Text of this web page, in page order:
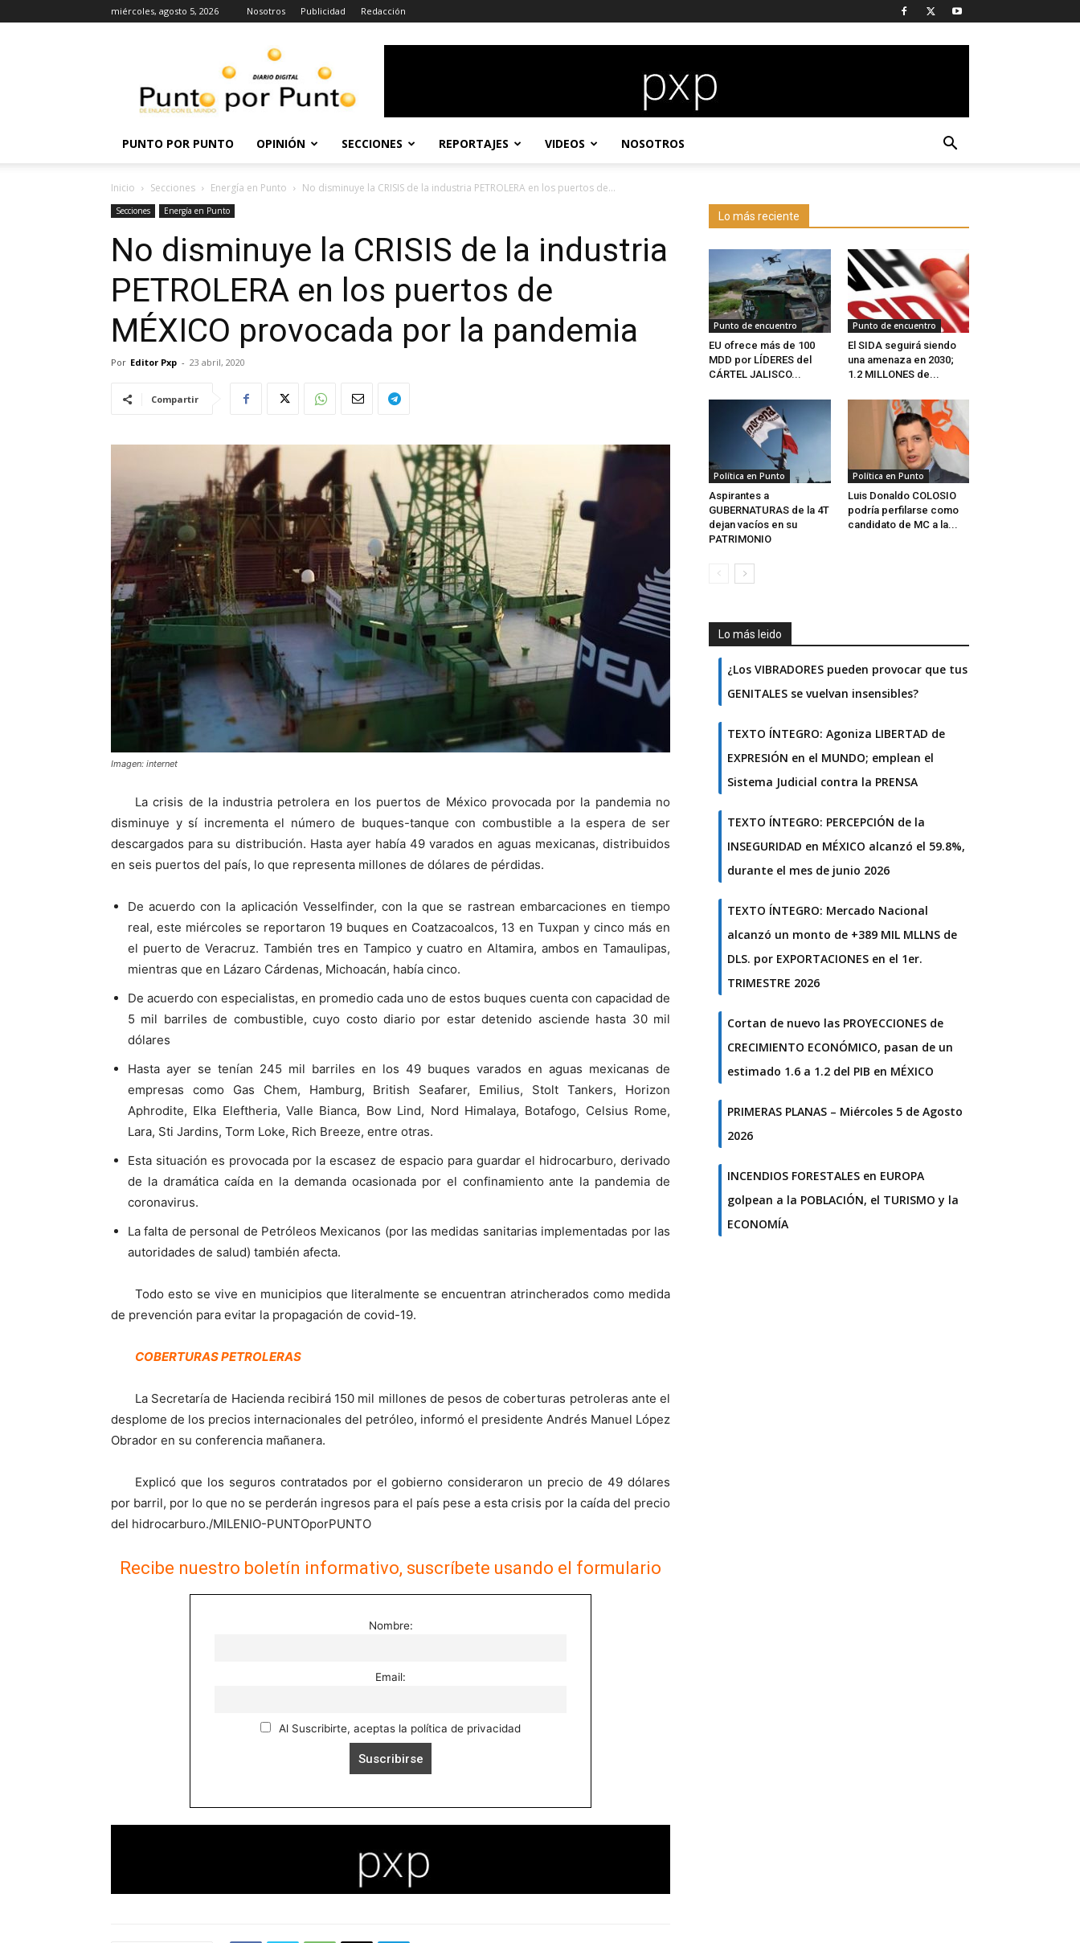
miércoles, agosto 5, 2026 Nosotros Publicidad Redacción
Punto
PUNTO POR PUNTO OPINIÓN SECCIONES REPORTAJES VIDEOS NOSOTROS
Inicio Secciones Energía en Punto No disminuye la CRISIS de la industria PETROLERA en los puertos de...
Secciones Energía en Punto
No disminuye la CRISIS de la industria
PETROLERA en los puertos de
MÉXICO provocada por la pandemia
Por Editor Pxp - 23 abril, 2020
Compartir
Imagen: internet
La crisis de la industria petrolera en los puertos de México provocada por la pandemia no
disminuye y sí incrementa el número de buques-tanque con combustible a la espera de ser
descargados para su distribución. Hasta ayer había 49 varados en aguas mexicanas, distribuidos
en seis puertos del país, lo que representa millones de dólares de pérdidas.
De acuerdo con la aplicación Vesselfinder, con la que se rastrean embarcaciones en tiempo
real, este miércoles se reportaron 19 buques en Coatzacoalcos, 13 en Tuxpan y cinco más en
el puerto de Veracruz. También tres en Tampico y cuatro en Altamira, ambos en Tamaulipas,
mientras que en Lázaro Cárdenas, Michoacán, había cinco.
De acuerdo con especialistas, en promedio cada uno de estos buques cuenta con capacidad de
5 mil barriles de combustible, cuyo costo diario por estar detenido asciende hasta 30 mil
dólares
Hasta ayer se tenían 245 mil barriles en los 49 buques varados en aguas mexicanas de
empresas como Gas Chem, Hamburg, British Seafarer, Emilius, Stolt Tankers, Horizon
Aphrodite, Elka Eleftheria, Valle Bianca, Bow Lind, Nord Himalaya, Botafogo, Celsius Rome,
Lara, Sti Jardins, Torm Loke, Rich Breeze, entre otras.
Esta situación es provocada por la escasez de espacio para guardar el hidrocarburo, derivado
de la dramática caída en la demanda ocasionada por el confinamiento ante la pandemia de
coronavirus.
La falta de personal de Petróleos Mexicanos (por las medidas sanitarias implementadas por las
autoridades de salud) también afecta.
Todo esto se vive en municipios que literalmente se encuentran atrincherados como medida
de prevención para evitar la propagación de covid-19.
COBERTURAS PETROLERAS
La Secretaría de Hacienda recibirá 150 mil millones de pesos de coberturas petroleras ante el
desplome de los precios internacionales del petróleo, informó el presidente Andrés Manuel López
Obrador en su conferencia mañanera.
Explicó que los seguros contratados por el gobierno consideraron un precio de 49 dólares
por barril, por lo que no se perderán ingresos para el país pese a esta crisis por la caída del precio
del hidrocarburo./MILENIO-PUNTOporPUNTO
Recibe nuestro boletín informativo, suscríbete usando el formulario
Nombre:
Email:
Al Suscribirte, aceptas la política de privacidad
Lo más reciente
Punto de encuentro
EU ofrece más de 100
MDD por LÍDERES del
CÁRTEL JALISCO...
Punto de encuentro
El SIDA seguirá siendo
una amenaza en 2030;
1.2 MILLONES de...
Política en Punto
Aspirantes a
GUBERNATURAS de la 4T
dejan vacíos en su
PATRIMONIO
Política en Punto
Luis Donaldo COLOSIO
podría perfilarse como
candidato de MC a la...
Lo más leido
¿Los VIBRADORES pueden provocar que tus
GENITALES se vuelvan insensibles?
TEXTO ÍNTEGRO: Agoniza LIBERTAD de
EXPRESIÓN en el MUNDO; emplean el
Sistema Judicial contra la PRENSA
TEXTO ÍNTEGRO: PERCEPCIÓN de la
INSEGURIDAD en MÉXICO alcanzó el 59.8%,
durante el mes de junio 2026
TEXTO ÍNTEGRO: Mercado Nacional
alcanzó un monto de +389 MIL MLLNS de
DLS. por EXPORTACIONES en el 1er.
TRIMESTRE 2026
Cortan de nuevo las PROYECCIONES de
CRECIMIENTO ECONÓMICO, pasan de un
estimado 1.6 a 1.2 del PIB en MÉXICO
PRIMERAS PLANAS – Miércoles 5 de Agosto
2026
INCENDIOS FORESTALES en EUROPA
golpean a la POBLACIÓN, el TURISMO y la
ECONOMÍA